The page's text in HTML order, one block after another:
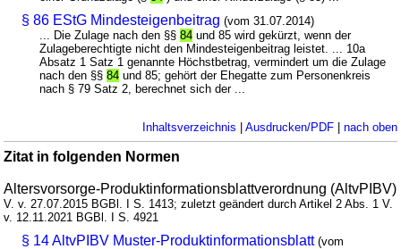
§ 86 EStG Mindesteigenbeitrag (vom 31.07.2014)
... Die Zulage nach den §§84 und 85 wird gekürzt, wenn der
Zulageberechtigte nicht den Mindesteigenbeitrag leistet. ... 10a
Absatz 1 Satz 1 genannte Höchstbetrag, vermindert um die Zulage
nach den §§84 und 85; gehört der Ehegatte zum Personenkreis
nach § 79 Satz 2, berechnet sich der ...
Inhaltsverzeichnis | Ausdrucken/PDF| nach oben
Zitat in folgenden Normen
Altersvorsorge-Produktinformationsblattverordnung (AltvPIBV)
V. v. 27.07.2015 BGBl. I S. 1413; zuletzt geändert durch Artikel 2 Abs. 1 V.
v. 12.11.2021 BGBl. I S. 4921
§ 14 AltvPIBV Muster-Produktinformationsblatt (vom